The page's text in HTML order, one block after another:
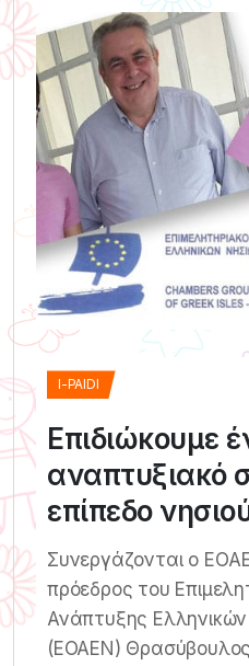
I-PAIDI
Επιδιώκουμε
αναπτυξιακό
επίπεδο
Συνεργάζονται ο
πρόεδρος του
Ανάπτυξης
(ΕΟΑΕΝ) Θρασύβουλος